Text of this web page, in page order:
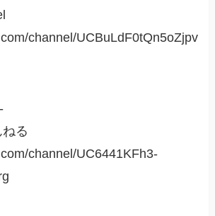
channel/UCBuLdF0tQn5oZjpv
ねる
channel/UC6441KFh3-